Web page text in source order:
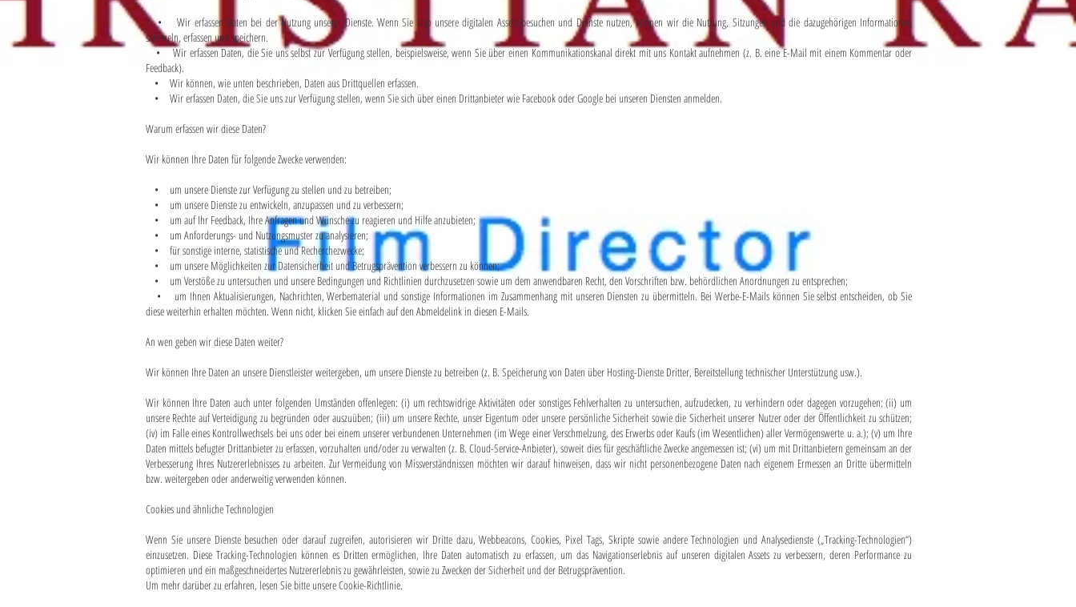
•Wir erfassen Daten bei der Nutzung unserer Dienste. Wenn Sie also unsere digitalen Assets besuchen und Dienste nutzen, können wir die Nutzung, Sitzungen und die dazugehörigen Informationen
sammeln, erfassen und speichern.
• Wir erfassen Daten, die Sie uns selbst zur Verfügung stellen, beispielsweise, wenn Sie über einen Kommunikationskanal direkt mit uns Kontakt aufnehmen (z. B. eine E-Mail mit einem Kommentar oder
Feedback).
• Wir können, wie unten beschrieben, Daten aus Drittquellen erfassen.
• Wir erfassen Daten, die Sie uns zur Verfügung stellen, wenn Sie sich über einen Drittanbieter wie Facebook oder Google bei unseren Diensten anmelden.
Warum erfassen wir diese Daten?
Wir können Ihre Daten für folgende Zwecke verwenden:
• um unsere Dienste zur Verfügung zu stellen und zu betreiben;
• um unsere Dienste zu entwickeln, anzupassen und zu verbessern;
• um auf Ihr Feedback, Ihre Anfragen und Wünsche zu reagieren und Hilfe anzubieten;
• um Anforderungs- und Nutzungsmuster zu analysieren;
• für sonstige interne, statistische und Recherchezwecke;
• um unsere Möglichkeiten zur Datensicherheit und Betrugsprävention verbessern zu können;
• um Verstöße zu untersuchen und unsere Bedingungen und Richtlinien durchzusetzen sowie um dem anwendbaren Recht, den Vorschriften bzw. behördlichen Anordnungen zu entsprechen;
• um Ihnen Aktualisierungen, Nachrichten, Werbematerial und sonstige Informationen im Zusammenhang mit unseren Diensten zu übermitteln. Bei Werbe-E-Mails können Sie selbst entscheiden, ob Sie
diese weiterhin erhalten möchten. Wenn nicht, klicken Sie einfach auf den Abmeldelink in diesen E-Mails.
An wen geben wir diese Daten weiter?
Wir können Ihre Daten an unsere Dienstleister weitergeben, um unsere Dienste zu betreiben (z. B. Speicherung von Daten über Hosting-Dienste Dritter, Bereitstellung technischer Unterstützung usw.).
Wir können Ihre Daten auch unter folgenden Umständen offenlegen: (i) um rechtswidrige Aktivitäten oder sonstiges Fehlverhalten zu untersuchen, aufzudecken, zu verhindern oder dagegen vorzugehen; (ii) um
unsere Rechte auf Verteidigung zu begründen oder auszuüben; (iii) um unsere Rechte, unser Eigentum oder unsere persönliche Sicherheit sowie die Sicherheit unserer Nutzer oder der Öffentlichkeit zu schützen;
(iv) im Falle eines Kontrollwechsels bei uns oder bei einem unserer verbundenen Unternehmen (im Wege einer Verschmelzung, des Erwerbs oder Kaufs (im Wesentlichen) aller Vermögenswerte u. a.); (v) um Ihre
Daten mittels befugter Drittanbieter zu erfassen, vorzuhalten und/oder zu verwalten (z. B. Cloud-Service-Anbieter), soweit dies für geschäftliche Zwecke angemessen ist; (vi) um mit Drittanbietern gemeinsam an der
Verbesserung Ihres Nutzererlebnisses zu arbeiten. Zur Vermeidung von Missverständnissen möchten wir darauf hinweisen, dass wir nicht personenbezogene Daten nach eigenem Ermessen an Dritte übermitteln
bzw. weitergeben oder anderweitig verwenden können.
Cookies und ähnliche Technologien
Wenn Sie unsere Dienste besuchen oder darauf zugreifen, autorisieren wir Dritte dazu, Webbeacons, Cookies, Pixel Tags, Skripte sowie andere Technologien und Analysedienste („Tracking-Technologien“)
einzusetzen. Diese Tracking-Technologien können es Dritten ermöglichen, Ihre Daten automatisch zu erfassen, um das Navigationserlebnis auf unseren digitalen Assets zu verbessern, deren Performance zu
optimieren und ein maßgeschneidertes Nutzererlebnis zu gewährleisten, sowie zu Zwecken der Sicherheit und der Betrugsprävention.
Um mehr darüber zu erfahren, lesen Sie bitte unsere Cookie-Richtlinie.